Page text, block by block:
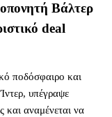
Βάλτερ
deal
ποδόσφαιρο και
υπέγραψε
και αναμένεται να